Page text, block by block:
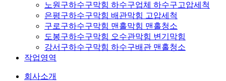
노원구하수구막힘 하수구업체 하수구고압세척
은평구하수구막힘 배관막힘 고압세척
구로구하수구막힘 맨홀막힘 맨홀청소
도봉구하수구막힘 오수관막힘 변기막힘
강서구하수구막힘 하수구배관 맨홀청소
작업영역
회사소개